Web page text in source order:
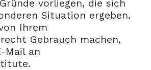
vorliegen, die sich
Situation ergeben.
Ihrem
Gebrauch machen,
Mail an